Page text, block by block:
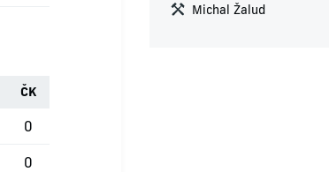
ČK
0
0
Michal Žalud